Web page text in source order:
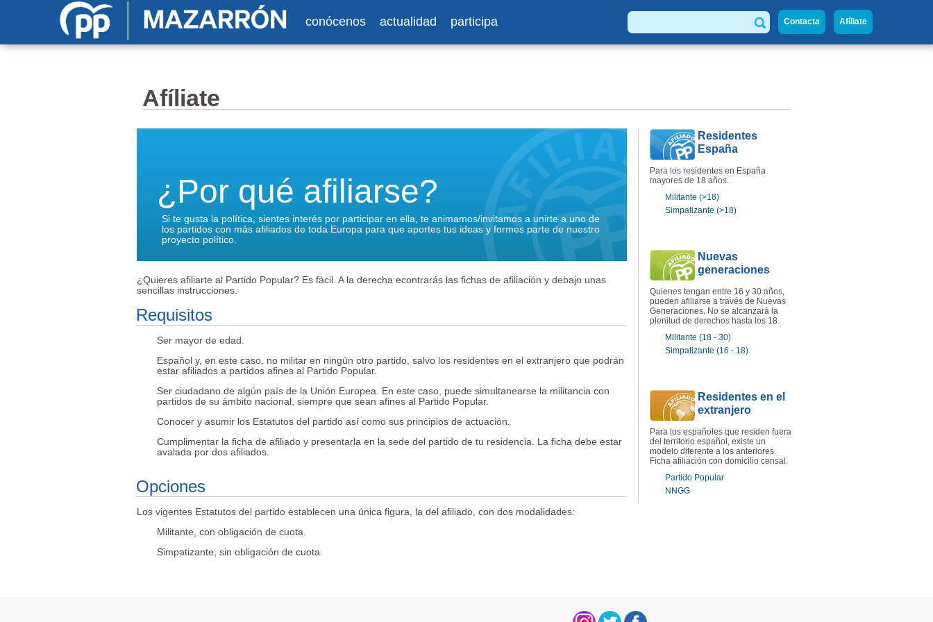
Pasar al contenido principal
conócenos actualidad participa
Buscar
Contacta Afíliate
Afíliate
¿Por qué afiliarse?
Si te gusta la política, sientes interés por participar en ella, te animamos/invitamos a unirte a uno de
los partidos con más afiliados de toda Europa para que aportes tus ideas y formes parte de nuestro
proyecto político.
¿Quieres afiliarte al Partido Popular? Es fácil. A la derecha econtrarás las fichas de afiliación y debajo unas
sencillas instrucciones.
Requisitos
Ser mayor de edad.
Español y, en este caso, no militar en ningún otro partido, salvo los residentes en el extranjero que podrán
estar afiliados a partidos afines al Partido Popular.
Ser ciudadano de algún país de la Unión Europea. En este caso, puede simultanearse la militancia con
partidos de su ámbito nacional, siempre que sean afines al Partido Popular.
Conocer y asumir los Estatutos del partido así como sus principios de actuación.
Cumplimentar la ficha de afiliado y presentarla en la sede del partido de tu residencia. La ficha debe estar
avalada por dos afiliados.
Opciones
Los vigentes Estatutos del partido establecen una única figura, la del afiliado, con dos modalidades:
Militante, con obligación de cuota.
Simpatizante, sin obligación de cuota.
Residentes
España
Para los residentes en España
mayores de 18 años.
Militante (>18)
Simpatizante (>18)
Nuevas
generaciones
Quienes tengan entre 16 y 30 años,
pueden afiliarse a través de Nuevas
Generaciones. No se alcanzará la
plenitud de derechos hasta los 18.
Militante (18 - 30)
Simpatizante (16 - 18)
Residentes en el
extranjero
Para los españoles que residen fuera
del territorio español, existe un
modelo diferente a los anteriores.
Ficha afiliación con domicilio censal.
Partido Popular
NNGG